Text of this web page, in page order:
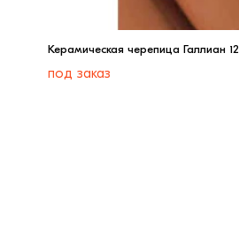
Керамическая черепица Галлиан
под заказ